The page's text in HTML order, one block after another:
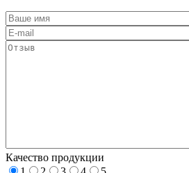
Качество продукции